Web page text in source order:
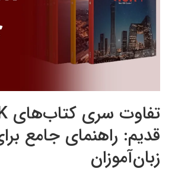
قدیم: راهنمای جامع برای
زبان‌آموزان